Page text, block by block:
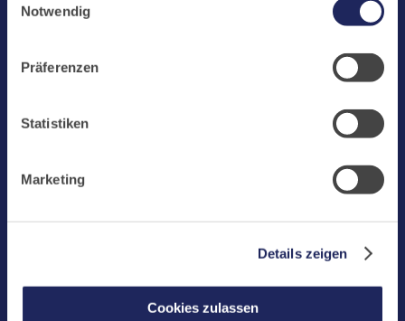
challenges.cloudflare.com: Wir verwenden das online
Buchungssystem MEWS in unserem Hotel und unserem
übermittelt. Cookies von eu5.bookingkit.de: Wir
Buchungen von Bibliotheks- und Klosterführungen. Um
Buchungen durchführen zu können akzeptieren Sie bitte
Notwendig
Präferenzen
Statistiken
Marketing
Details zeigen
Cookies zulassen
Laacher See
Jobs
Fax: +49 (0) 2652 59-359